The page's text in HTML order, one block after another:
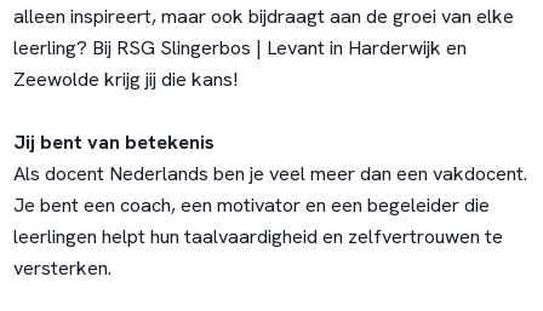
alleen inspireert, maar ook bijdraagt aan de groei van elke
leerling? Bij RSG Slingerbos | Levant in Harderwijk en
Zeewolde krijg jij die kans!
Jij bent van betekenis
Als docent Nederlands ben je veel meer dan een vakdocent.
Je bent een coach, een motivator en een begeleider die
leerlingen helpt hun taalvaardigheid en zelfvertrouwen te
versterken.